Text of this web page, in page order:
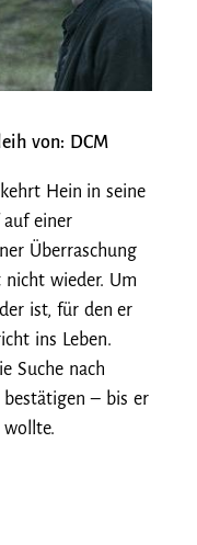
von: DCM
Hein in seine
einer
Überraschung
wieder. Um
ist, für den er
ins Leben.
Suche nach
bestätigen – bis er
wollte.